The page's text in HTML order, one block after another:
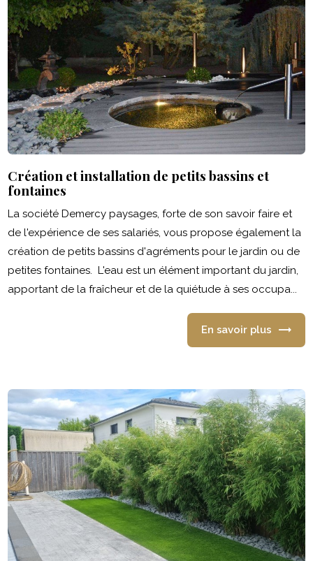
Création et installation de petits bassins et
fontaines
La société Demercy paysages, forte de son savoir faire et
de l'expérience de ses salariés, vous propose également la
création de petits bassins d'agréments pour le jardin ou de
petites fontaines. L'eau est un élément important du jardin,
apportant de la fraîcheur et de la quiétude à ses occupa...
En savoir plus